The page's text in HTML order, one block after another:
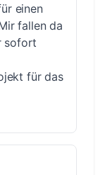
einen
fallen da
sofort
für das